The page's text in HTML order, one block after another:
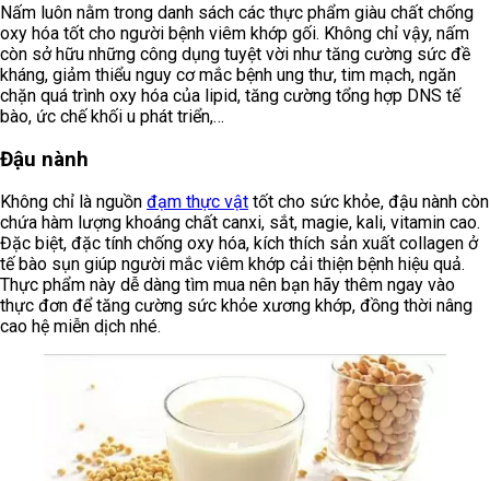
Nấm luôn nằm trong danh sách các thực phẩm giàu chất chống
oxy hóa tốt cho người bệnh viêm khớp gối. Không chỉ vậy, nấm
còn sở hữu những công dụng tuyệt vời như tăng cường sức đề
kháng, giảm thiểu nguy cơ mắc bệnh ung thư, tim mạch, ngăn
chặn quá trình oxy hóa của lipid, tăng cường tổng hợp DNS tế
bào, ức chế khối u phát triển,…
Đậu nành
Không chỉ là nguồn đạm thực vật tốt cho sức khỏe, đậu nành còn
chứa hàm lượng khoáng chất canxi, sắt, magie, kali, vitamin cao.
Đặc biệt, đặc tính chống oxy hóa, kích thích sản xuất collagen ở
tế bào sụn giúp người mắc viêm khớp cải thiện bệnh hiệu quả.
Thực phẩm này dễ dàng tìm mua nên bạn hãy thêm ngay vào
thực đơn để tăng cường sức khỏe xương khớp, đồng thời nâng
cao hệ miễn dịch nhé.